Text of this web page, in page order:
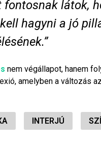
fontosnak látok,
hagyni a jó
nem végállapot, hanem
amelyben a változás
INTERJÚ